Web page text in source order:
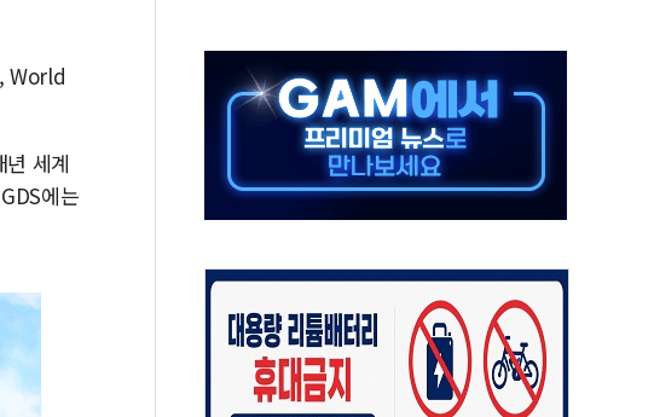
전주' 무더기 상폐 위기…관리종목 우려 지정예고 총 63개
은 특별공급 경쟁률… 실수요자 관심
World
세계
에는